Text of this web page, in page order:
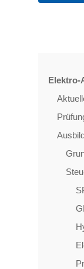
Elektro-